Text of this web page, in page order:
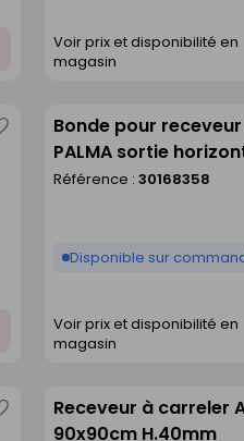
Voir prix et disponibilité en
magasin
comme
Bonde pour
PALMA sortie
capot
Référence : 30168358
Disponible sur
Voir prix et disponibilité en
magasin
Receveur à carreler
90x90cm H.40mm